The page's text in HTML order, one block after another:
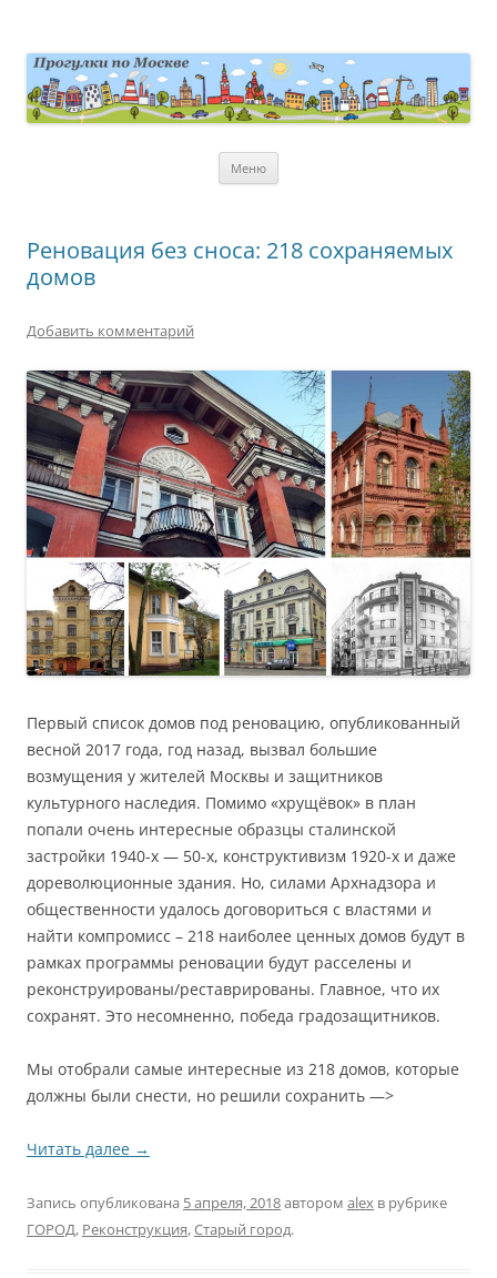
Меню
Реновация без сноса: 218 сохраняемых
домов
Добавить комментарий
Первый список домов под реновацию, опубликованный
весной 2017 года, год назад, вызвал большие
возмущения у жителей Москвы и защитников
культурного наследия. Помимо «хрущёвок» в план
попали очень интересные образцы сталинской
застройки 1940-х — 50-х, конструктивизм 1920-х и даже
дореволюционные здания. Но, силами Архнадзора и
общественности удалось договориться с властями и
найти компромисс – 218 наиболее ценных домов будут в
рамках программы реновации будут расселены и
реконструированы/реставрированы. Главное, что их
сохранят. Это несомненно, победа градозащитников.
Мы отобрали самые интересные из 218 домов, которые
должны были снести, но решили сохранить —>
Читать далее →
Запись опубликована 5 апреля, 2018автором alex в рубрике
ГОРОД, Реконструкция,Старый город.